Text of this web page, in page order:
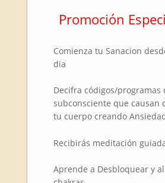
Promoción
Comienza tu Sanacion
dia
Decifra códigos/programas
subconsciente que causan
tu cuerpo creando
Recibirás meditación
Aprende a Desbloquear y